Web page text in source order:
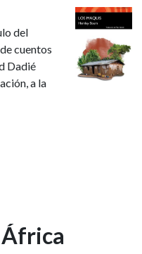
del
cuentos
Dadié
a la
África